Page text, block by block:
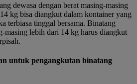
dewasa dengan berat masing-masing
kg bisa diangkut dalam kontainer yang
terbiasa tinggal bersama. Binatang
masing lebih dari 14 kg harus diangkut
untuk pengangkutan binatang